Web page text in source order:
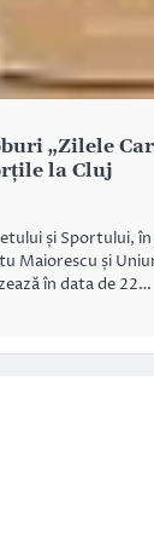
„Zilele
la Cluj
și Sportului,
Maiorescu și
în data de 22…